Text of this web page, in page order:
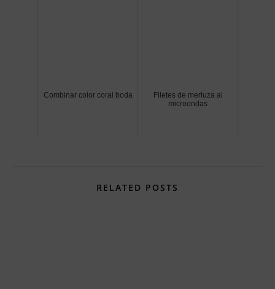
Combinar color coral boda
Filetes de merluza al
microondas
RELATED POSTS